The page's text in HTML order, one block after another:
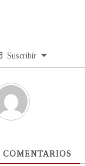
Suscribir
COMENTARIOS